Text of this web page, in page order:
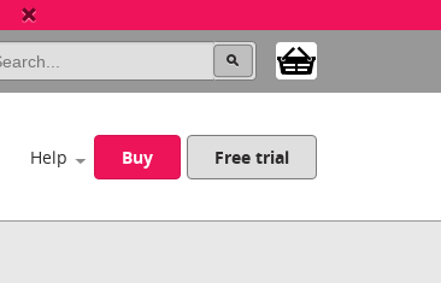
Help Buy Free trial